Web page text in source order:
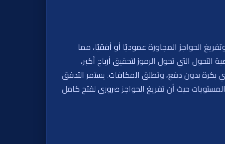
وتفريغ الحواجز المجاورة عموديًا أو أفقيًا، مما
التي تحول الرموز لتحقيق أرباح أكبر،
أي بكرة بدون دفع، وتطلق المكافآت. يستمر التدفق
حيث أن تفريغ الحواجز ضروري لفتح كامل